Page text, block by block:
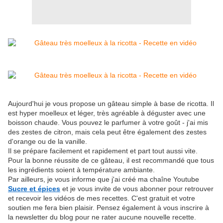
Aujourd'hui je vous propose un gâteau simple à base de ricotta. Il
est hyper moelleux et léger, très agréable à déguster avec une
boisson chaude. Vous pouvez le parfumer à votre goût - j'ai mis
des zestes de citron, mais cela peut être également des zestes
d'orange ou de la vanille.
Il se prépare facilement et rapidement et part tout aussi vite.
Pour la bonne réussite de ce gâteau, il est recommandé que tous
les ingrédients soient à température ambiante.
Par ailleurs, je vous informe que j'ai créé ma chaîne Youtube
Sucre et épices et je vous invite de vous abonner pour retrouver
et recevoir les vidéos de mes recettes. C'est gratuit et votre
soutien me fera bien plaisir. Pensez également à vous inscrire à
la newsletter du blog pour ne rater aucune nouvelle recette.